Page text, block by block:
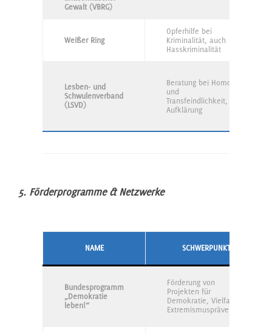
Gewalt (VBRG)
Weißer Ring
Opferhilfe bei
Kriminalität, auch
Hasskriminalität
Lesben- und
Schwulenverband
(LSVD)
Beratung bei Homo-
und
Transfeindlichkeit,
Aufklärung
5. Förderprogramme & Netzwerke
NAME SCHWERPUNKT
Bundesprogramm
„Demokratie
leben!“
Förderung von
Projekten für
Demokratie, Vielfalt,
Extremismusprävention